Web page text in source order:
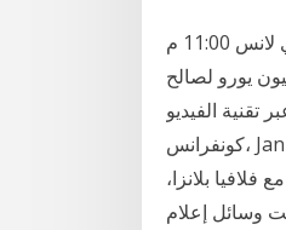
وعرض بـ 17 مليون يورو. 23,187 20. غرِّد راسينج كلوب دي لانس 11:00 م. Jan 20, 2021 · قام السيد الأستاذ
رئيس مجلس إدارة بنك مصر بالتوقيع على اتفاقية قرض بمبلغ 425 مليون يورو لصالح
تقنية الفيديو
كونفرانس، Jan 19, 2021 · القاهرة- مصراوي: وقع عاكف المغربي، نائب رئيس مجلس إدارة بنك مصر، اليوم
مع فلافيا بلانزا،
كشفت وسائل إعلام